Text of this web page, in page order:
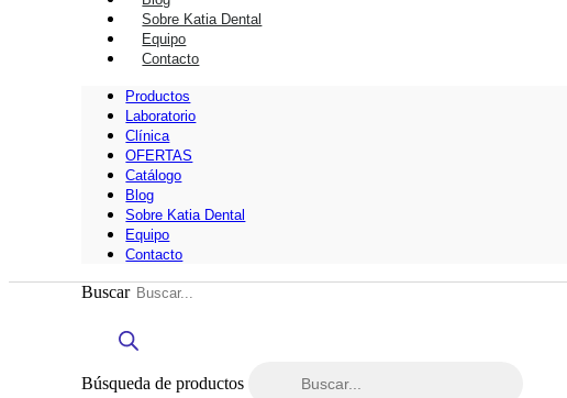
Sobre Katia Dental
Equipo
Contacto
Productos
Laboratorio
Clínica
OFERTAS
Catálogo
Blog
Sobre Katia Dental
Equipo
Contacto
Buscar
Búsqueda de productos